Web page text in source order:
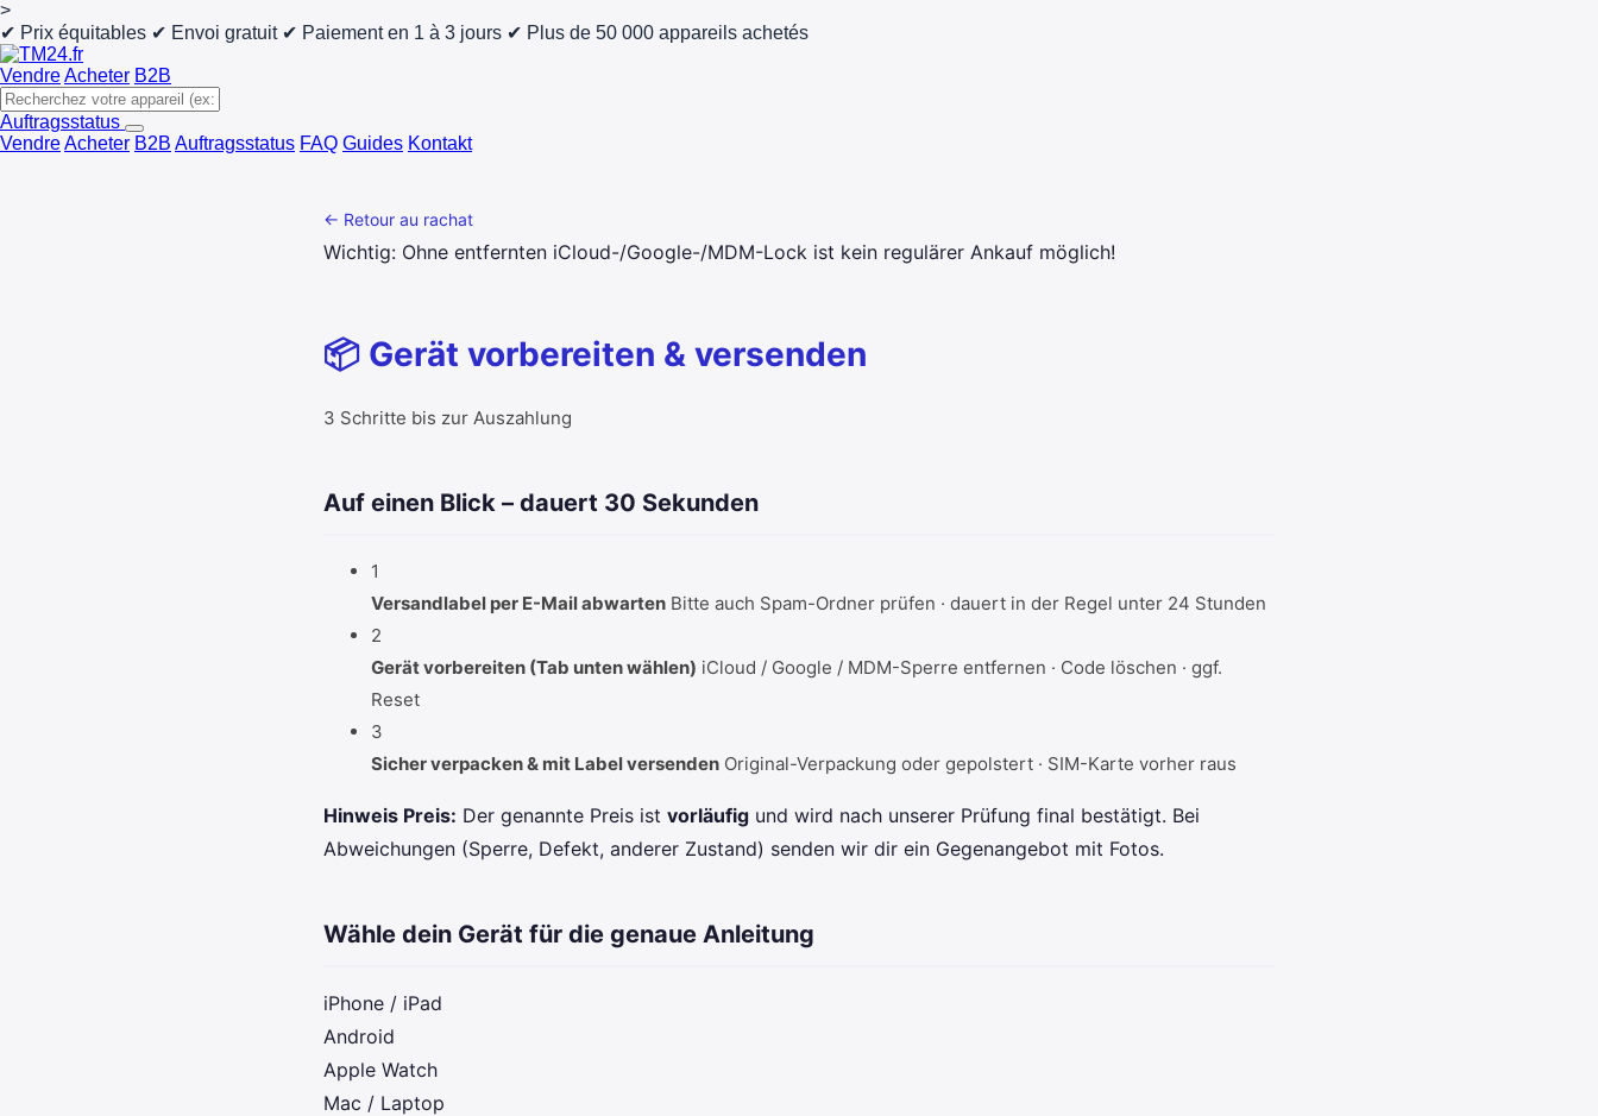
>
✔ Prix équitables ✔ Envoi gratuit ✔ Paiement en 1 à 3 jours ✔ Plus de 50 000 appareils achetés
VendreAcheter B2B
Auftragsstatus
VendreAcheter B2B Auftragsstatus FAQ Guides Kontakt
← Retour au rachat
Wichtig: Ohne entfernten iCloud-/Google-/MDM-Lock ist kein regulärer Ankauf möglich!
📦 Gerät vorbereiten & versenden
3 Schritte bis zur Auszahlung
Auf einen Blick – dauert 30 Sekunden
1
Versandlabel per E-Mail abwarten Bitte auch Spam-Ordner prüfen · dauert in der Regel unter 24 Stunden
2
Gerät vorbereiten (Tab unten wählen) iCloud / Google / MDM-Sperre entfernen · Code löschen · ggf.
Reset
3
Sicher verpacken & mit Label versenden Original-Verpackung oder gepolstert · SIM-Karte vorher raus
Hinweis Preis: Der genannte Preis ist vorläufig und wird nach unserer Prüfung final bestätigt. Bei
Abweichungen (Sperre, Defekt, anderer Zustand) senden wir dir ein Gegenangebot mit Fotos.
Wähle dein Gerät für die genaue Anleitung
iPhone / iPad
Android
Apple Watch
Mac / Laptop